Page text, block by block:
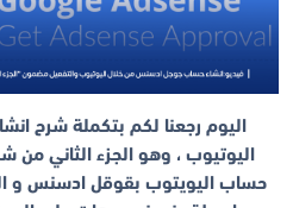
اليوم رجعنا لكم بتكملة شرح
اليوتيوب ، وهو الجزء الثاني
حساب اليويتوب بقوقل ادسنس و